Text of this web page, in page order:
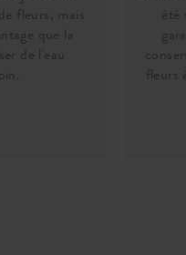
fleurs, mais
que la
de l'eau
été
fleurs